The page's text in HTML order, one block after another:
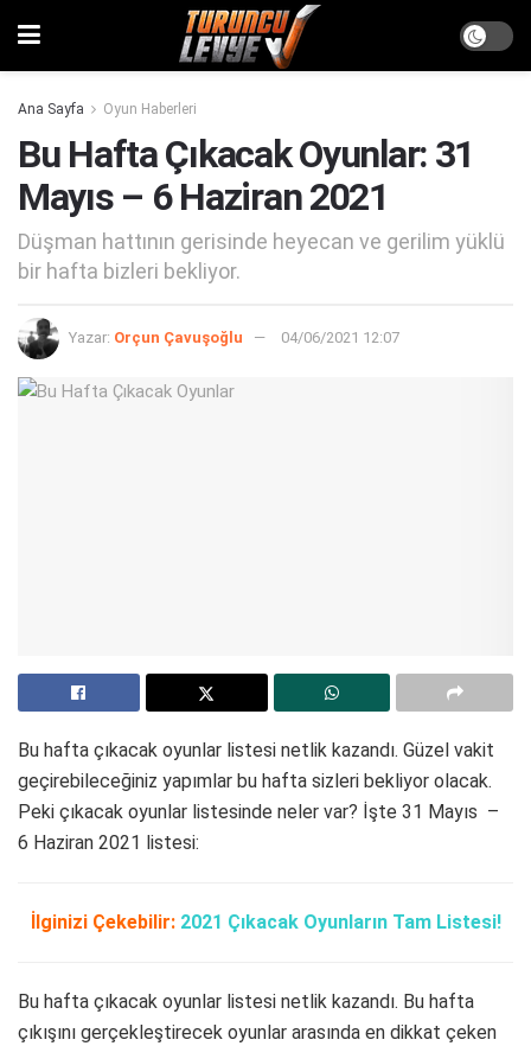
Ana Sayfa Oyun Haberleri
Bu Hafta Çıkacak Oyunlar: 31
Mayıs – 6 Haziran 2021
Düşman hattının gerisinde heyecan ve gerilim yüklü
bir hafta bizleri bekliyor.
Yazar: Orçun Çavuşoğlu 04/06/2021 12:07
Bu hafta çıkacak oyunlar listesi netlik kazandı. Güzel vakit
geçirebileceğiniz yapımlar bu hafta sizleri bekliyor olacak.
Peki çıkacak oyunlar listesinde neler var? İşte 31 Mayıs –
6 Haziran 2021 listesi:
İlginizi Çekebilir: 2021 Çıkacak Oyunların Tam Listesi!
Bu hafta çıkacak oyunlar listesi netlik kazandı. Bu hafta
çıkışını gerçekleştirecek oyunlar arasında en dikkat çeken